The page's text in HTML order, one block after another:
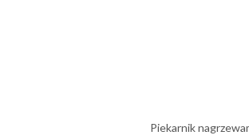
Piekarnik